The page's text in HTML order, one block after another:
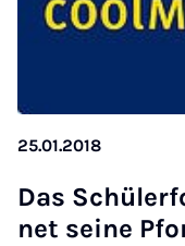
25.01.2018
Das
net sei­ne